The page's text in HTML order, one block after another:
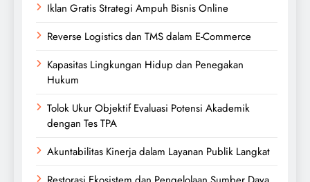
Iklan Gratis Strategi Ampuh Bisnis Online
Reverse Logistics dan TMS dalam E-Commerce
Kapasitas Lingkungan Hidup dan Penegakan
Hukum
Tolok Ukur Objektif Evaluasi Potensi Akademik
dengan Tes TPA
Akuntabilitas Kinerja dalam Layanan Publik Langkat